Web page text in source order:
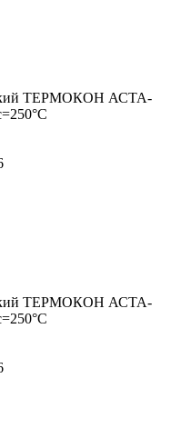
ТЕРМОКОН АСТА-
ТЕРМОКОН АСТА-